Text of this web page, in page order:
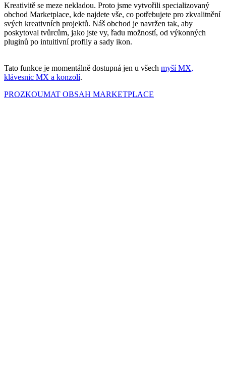
Kreativitě se meze nekladou. Proto jsme vytvořili specializovaný
obchod Marketplace, kde najdete vše, co potřebujete pro zkvalitnění
svých kreativních projektů. Náš obchod je navržen tak, aby
poskytoval tvůrcům, jako jste vy, řadu možností, od výkonných
pluginů po intuitivní profily a sady ikon.
Tato funkce je momentálně dostupná jen u všech myší MX,
klávesnic MX a konzolí.
PROZKOUMAT OBSAH MARKETPLACE